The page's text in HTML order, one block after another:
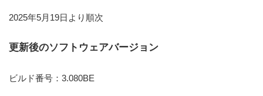
2025年5月19日より順次
更新後のソフトウェアバージョン
ビルド番号：3.080BE